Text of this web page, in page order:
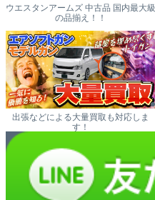
ウエスタンアームズ 中古品 国内最大級
の品揃え！！
出張などによる大量買取も対応しま
す！